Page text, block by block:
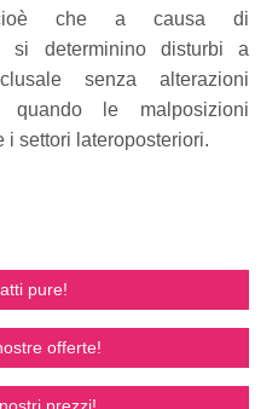
che a causa di
si determinino disturbi a
senza alterazioni
quando le malposizioni
i settori lateroposteriori.
pure!
offerte!